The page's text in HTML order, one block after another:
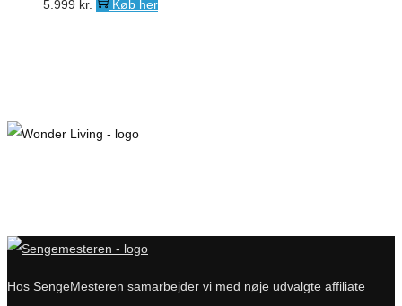
5.999 kr. Køb her
Hos SengeMesteren samarbejder vi med nøje udvalgte affiliate